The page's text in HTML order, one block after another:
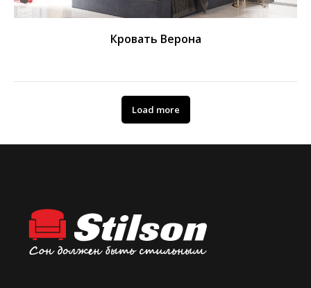
Кровать Верона
Load more